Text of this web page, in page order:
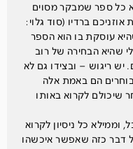
כל ספר שמבקר מסוים
ברדיו (סוד גלוי:
עוסקת בו הוא הספר
שהיא הבחירה של רוב
ריגוש – ובצידו גם לא
הם באמת אלה
שיכולם לקרוא באותו
כל ניסיון לקרוא
דבר כזה שאפשר איכשהו